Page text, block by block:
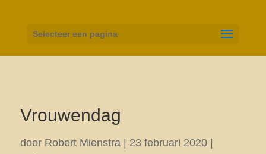
Selecteer een pagina
Vrouwendag
door Robert Mienstra| 23 februari 2020|